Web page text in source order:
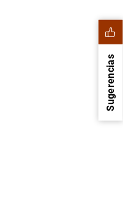
Sugerencias